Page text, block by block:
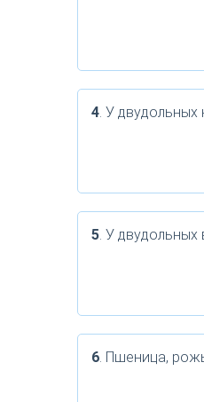
4. У двудольных
5. У
6. Пшеница,